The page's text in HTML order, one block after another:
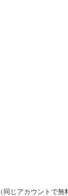
（同じアカウントで